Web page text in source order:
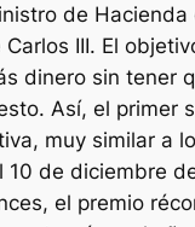
de Hacienda
III. El
dinero sin tener
Así, el primer
muy similar a
10 de diciembre
el premio